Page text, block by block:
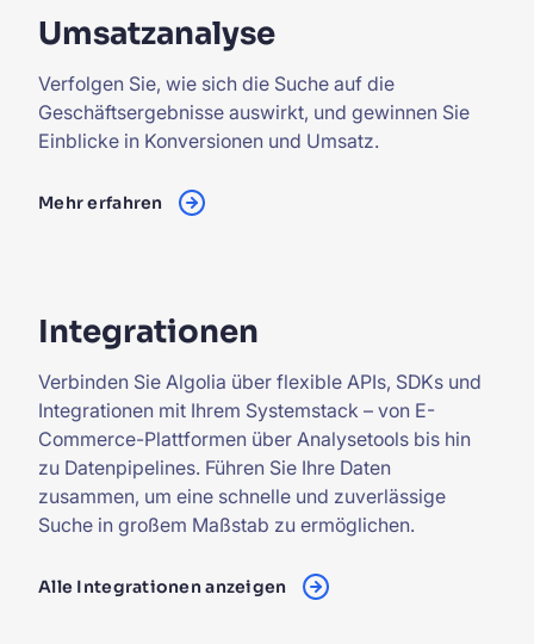
Umsatzanalyse
Verfolgen Sie, wie sich die Suche auf die
Geschäftsergebnisse auswirkt, und gewinnen Sie
Einblicke in Konversionen und Umsatz.
Mehr erfahren
Integrationen
Verbinden Sie Algolia über flexible APIs, SDKs und
Integrationen mit Ihrem Systemstack – von E-
Commerce-Plattformen über Analysetools bis hin
zu Datenpipelines. Führen Sie Ihre Daten
zusammen, um eine schnelle und zuverlässige
Suche in großem Maßstab zu ermöglichen.
Alle Integrationen anzeigen